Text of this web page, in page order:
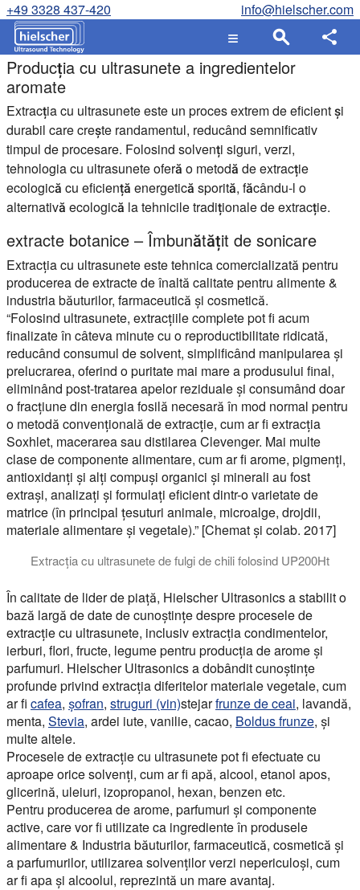
+49 3328 437-420 info@hielscher.com
Producția cu ultrasunete a ingredientelor
aromate
Extracția cu ultrasunete este un proces extrem de eficient și
durabil care crește randamentul, reducând semnificativ
timpul de procesare. Folosind solvenți siguri, verzi,
tehnologia cu ultrasunete oferă o metodă de extracție
ecologică cu eficiență energetică sporită, făcându-l o
alternativă ecologică la tehnicile tradiționale de extracție.
extracte botanice – Îmbunătățit de sonicare
Extracția cu ultrasunete este tehnica comercializată pentru
producerea de extracte de înaltă calitate pentru alimente &
industria băuturilor, farmaceutică și cosmetică.
“Folosind ultrasunete, extracțiile complete pot fi acum
finalizate în câteva minute cu o reproductibilitate ridicată,
reducând consumul de solvent, simplificând manipularea și
prelucrarea, oferind o puritate mai mare a produsului final,
eliminând post-tratarea apelor reziduale și consumând doar
o fracțiune din energia fosilă necesară în mod normal pentru
o metodă convențională de extracție, cum ar fi extracția
Soxhlet, macerarea sau distilarea Clevenger. Mai multe
clase de componente alimentare, cum ar fi arome, pigmenți,
antioxidanți și alți compuși organici și minerali au fost
extrași, analizați și formulați eficient dintr-o varietate de
matrice (în principal țesuturi animale, microalge, drojdii,
materiale alimentare și vegetale).” [Chemat și colab. 2017]
Extracția cu ultrasunete de fulgi de chili folosind UP200Ht
În calitate de lider de piață, Hielscher Ultrasonics a stabilit o
bază largă de date de cunoștințe despre procesele de
extracție cu ultrasunete, inclusiv extracția condimentelor,
ierburi, flori, fructe, legume pentru producția de arome și
parfumuri. Hielscher Ultrasonics a dobândit cunoștințe
profunde privind extracția diferitelor materiale vegetale, cum
ar fi cafea, șofran, struguri (vin)stejarfrunze de ceai, lavandă,
menta, Stevia, ardei iute, vanilie, cacao, Boldus frunze, și
multe altele.
Procesele de extracție cu ultrasunete pot fi efectuate cu
aproape orice solvenți, cum ar fi apă, alcool, etanol apos,
glicerină, uleiuri, izopropanol, hexan, benzen etc.
Pentru producerea de arome, parfumuri și componente
active, care vor fi utilizate ca ingrediente în produsele
alimentare & Industria băuturilor, farmaceutică, cosmetică și
a parfumurilor, utilizarea solvenților verzi nepericuloși, cum
ar fi apa și alcoolul, reprezintă un mare avantaj.